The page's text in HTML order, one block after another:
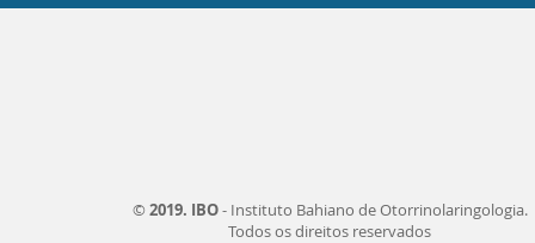
© 2019. IBO- Instituto Bahiano de Otorrinolaringologia.
Todos os direitos reservados